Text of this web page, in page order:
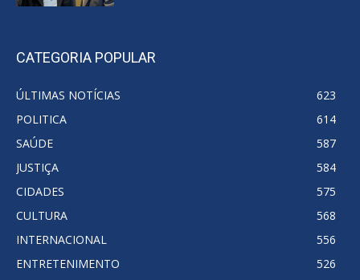
CATEGORIA POPULAR
ÚLTIMAS NOTÍCIAS
623
POLITICA
614
SAÚDE
587
JUSTIÇA
584
CIDADES
575
CULTURA
568
INTERNACIONAL
556
ENTRETENIMENTO
526